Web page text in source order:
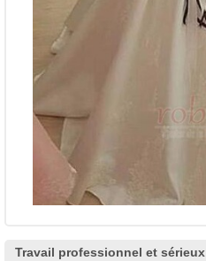
Travail professionnel et sérieux